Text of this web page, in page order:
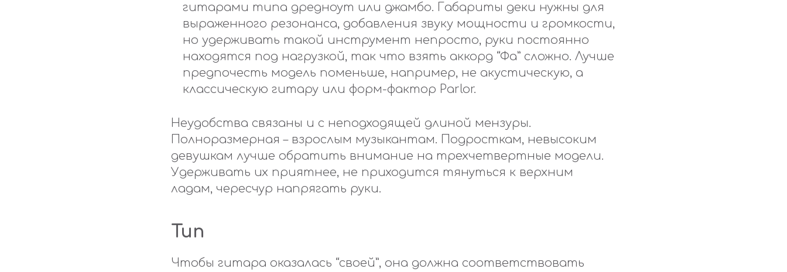
гитарами типа дредноут или джамбо. Габариты деки нужны для
выраженного резонанса, добавления звуку мощности и громкости,
но удерживать такой инструмент непросто, руки постоянно
находятся под нагрузкой, так что взять аккорд “Фа” сложно. Лучше
предпочесть модель поменьше, например, не акустическую, а
классическую гитару или форм-фактор Parlor.
Неудобства связаны и с неподходящей длиной мензуры.
Полноразмерная – взрослым музыкантам. Подросткам, невысоким
девушкам лучше обратить внимание на трехчетвертные модели.
Удерживать их приятнее, не приходится тянуться к верхним
ладам, чересчур напрягать руки.
Тип
Чтобы гитара оказалась “своей”, она должна соответствовать